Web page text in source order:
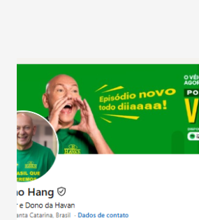
confraternizações de fim de ano e
Salário para um número maior de
país tem a menor taxa de desemprego
Ainda segundo a Pesquisa, em
bares e restaurantes operaram com
registraram equilíbrio financeiro. Já o
estabelecimentos no prejuízo ficou em
do observado no mês anterior. Outros